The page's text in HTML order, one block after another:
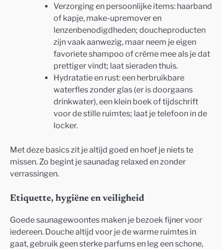
Verzorging en persoonlijke items: haarband
of kapje, make-upremover en
lenzenbenodigdheden; doucheproducten
zijn vaak aanwezig, maar neem je eigen
favoriete shampoo of crème mee als je dat
prettiger vindt; laat sieraden thuis.
Hydratatie en rust: een herbruikbare
waterfles zonder glas (er is doorgaans
drinkwater), een klein boek of tijdschrift
voor de stille ruimtes; laat je telefoon in de
locker.
Met deze basics zit je altijd goed en hoef je niets te
missen. Zo begint je saunadag relaxed en zonder
verrassingen.
Etiquette, hygiëne en veiligheid
Goede saunagewoontes maken je bezoek fijner voor
iedereen. Douche altijd voor je de warme ruimtes in
gaat, gebruik geen sterke parfums en leg een schone,